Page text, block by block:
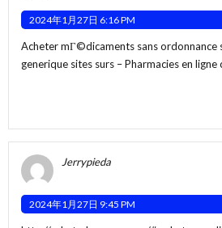
2024年1月27日 6:16 PM
Acheter mГ©dicaments sans ordonnance
generique sites surs – Pharmacies en
Jerrypieda
2024年1月27日 9:45 PM